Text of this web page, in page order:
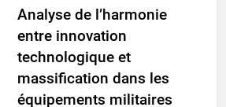
Analyse de l’harmonie
entre innovation
technologique et
massification dans les
équipements militaires